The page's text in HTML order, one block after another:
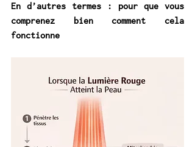
En d’autres termes : pour que vous
comprenez bien comment cela
fonctionne